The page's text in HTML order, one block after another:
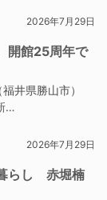
2026年7月29日
開館25周年で
井県勝山市）
…
2026年7月29日
らし 赤堀楠